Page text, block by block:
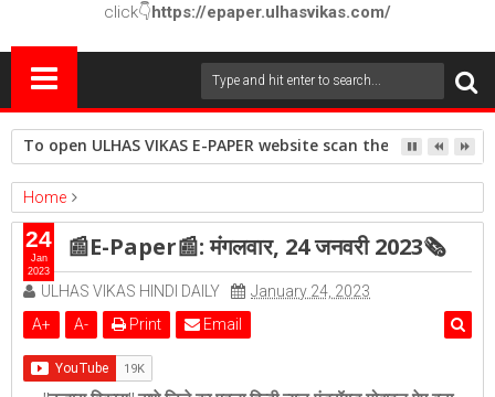
click👇https://epaper.ulhasvikas.com/
To open ULHAS VIKAS E-PAPER website scan the QR
Home
ambernath
epaper Featured
ulhasnagar
📰E-Paper📰: मंगलवार, 24 जनवरी 2023🗞
📰E-Paper📰: मंगलवार, 24 जनवरी 2023🗞
ULHAS VIKAS HINDI DAILY
January 24, 2023
A+ A- Print Email
24
Jan
2023